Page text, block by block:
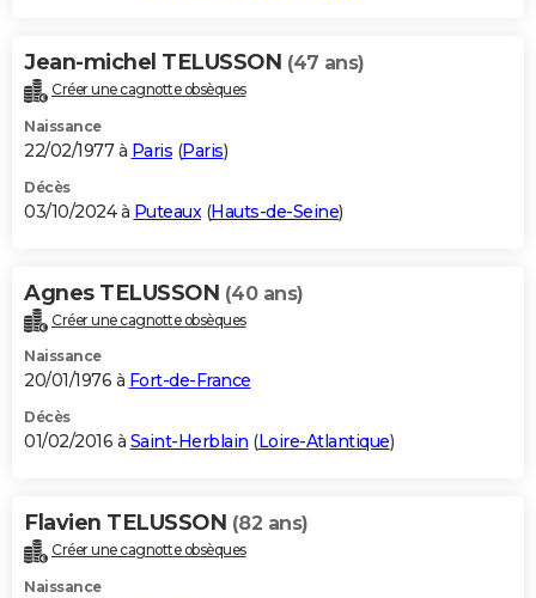
Jean-michel TELUSSON (47 ans)
Créer une cagnotte obsèques
Naissance
22/02/1977 à Paris (Paris)
Décès
03/10/2024 à Puteaux (Hauts-de-Seine)
Agnes TELUSSON (40 ans)
Créer une cagnotte obsèques
Naissance
20/01/1976 à Fort-de-France
Décès
01/02/2016 à Saint-Herblain (Loire-Atlantique)
Flavien TELUSSON (82 ans)
Créer une cagnotte obsèques
Naissance